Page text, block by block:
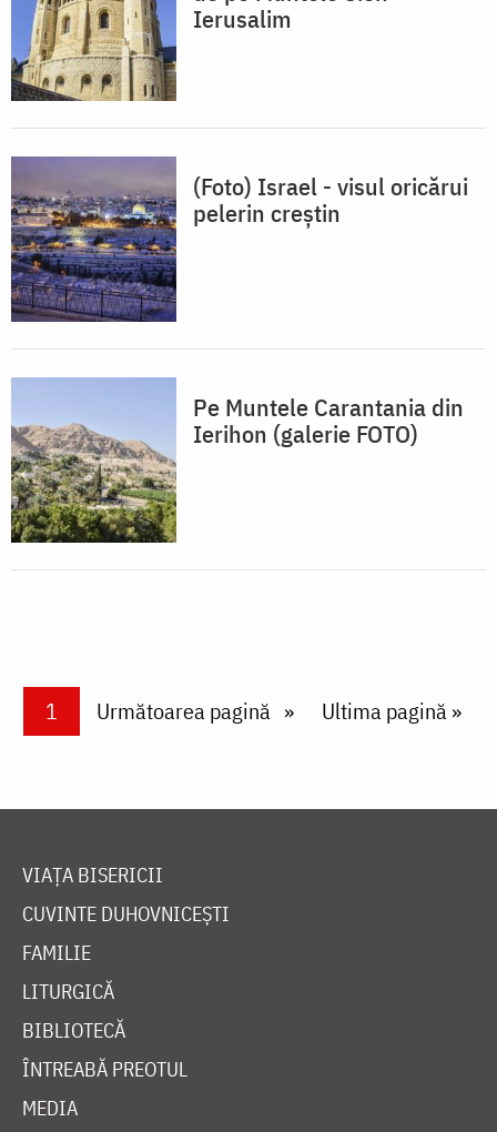
Ierusalim
(Foto) Israel - visul oricărui
pelerin creștin
Pe Muntele Carantania din
Ierihon (galerie FOTO)
PaginareCurrent page
1 Next page
Următoarea pagină Last page
Ultima pagină »
VIAȚA BISERICII
CUVINTE DUHOVNICEȘTI
FAMILIE
LITURGICĂ
BIBLIOTECĂ
ÎNTREABĂ PREOTUL
MEDIA